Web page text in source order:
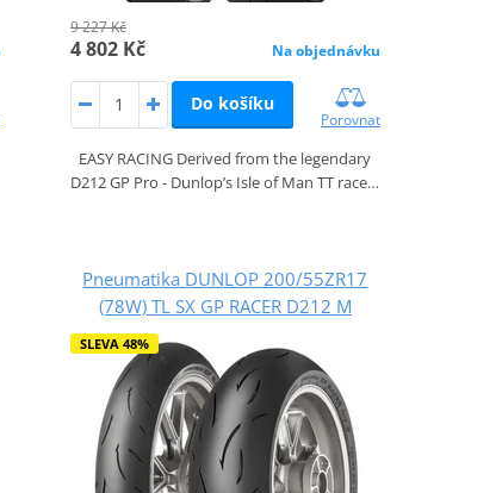
9 227 Kč
4 802 Kč Na objednávku
Do košíku
Porovnat
EASY RACING Derived from the legendary
D212 GP Pro - Dunlop’s Isle of Man TT race…
Pneumatika DUNLOP 200/55ZR17
(78W) TL SX GP RACER D212 M
SLEVA 48%